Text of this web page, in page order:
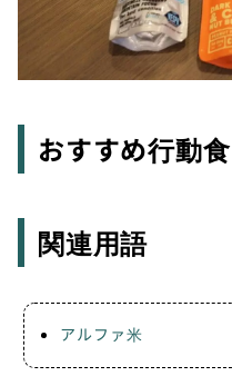
おすすめ行動食
関連用語
アルファ米